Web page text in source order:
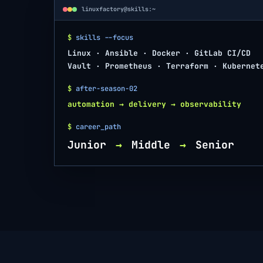
linuxfactory@skills:~
$ skills --focus
Linux · Ansible · Docker · GitLab CI/CD
Vault · Prometheus · Terraform ·
$ after-season-02
automation → delivery → observability
$ career_path
Junior → Middle → Senior